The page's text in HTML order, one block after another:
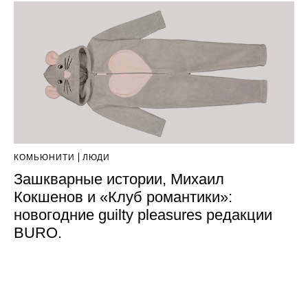
КОМЬЮНИТИ ЛЮДИ
Зашкварные истории, Михаил
Кокшенов и «Клуб романтики»:
новогодние guilty pleasures редакции
BURO.